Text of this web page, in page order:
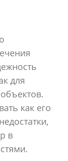
для
как его
в